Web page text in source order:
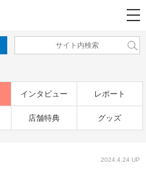
インタビュー レポート
店舗特典 グッズ
2024.4.24 UP